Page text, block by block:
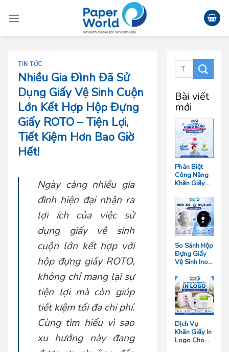
TIN TỨC
Nhiều Gia Đình Đã Sử
Dụng Giấy Vệ Sinh Cuộn
Lớn Kết Hợp Hộp Đựng
Giấy ROTO – Tiện Lợi,
Tiết Kiệm Hơn Bao Giờ
Hết!
Ngày càng nhiều gia
đình hiện đại nhận ra
lợi ích của việc sử
dụng giấy vệ sinh
cuộn lớn kết hợp với
hộp đựng giấy ROTO,
không chỉ mang lại sự
tiện lợi mà còn giúp
tiết kiệm tối đa chi phí.
Cùng tìm hiểu vì sao
xu hướng này đang
Bài viết
mới
Phân Biệt
Công Năng
Khăn Giấy
Giấy Lau Tay
Và Giấy Vệ
Sinh Trong
Ngành F&B
So Sánh Hộp
Đựng Giấy
Vệ Sinh Inox
Nhựa: Loại
Nào Bền
Hơn?
Dịch Vụ
Khăn Giấy In
Logo Cho